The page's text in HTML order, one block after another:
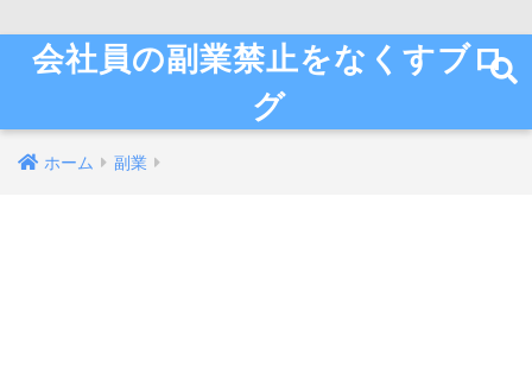
会社員の副業禁止をなくすブロ
グ
ホーム 副業